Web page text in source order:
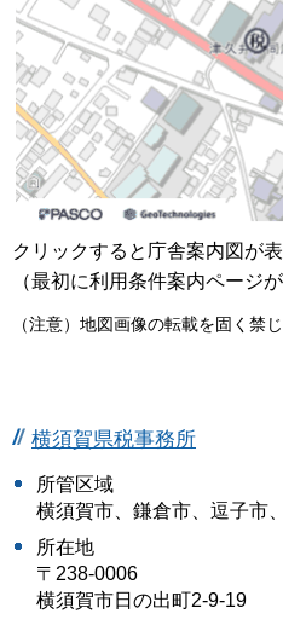
クリックすると庁舎案内図が表
（最初に利用条件案内ページ
（注意）地図画像の転載を固く禁じ
横須賀県税事務所
所管区域
横須賀市、鎌倉市、逗子市
所在地
〒238-0006
横須賀市日の出町2-9-19